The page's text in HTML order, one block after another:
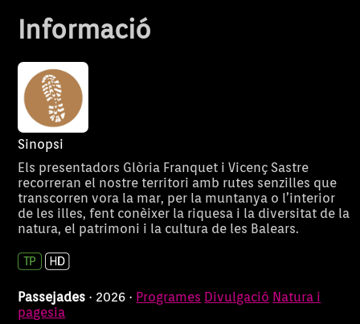
Informació
Sinopsi
Els presentadors Glòria Franquet i Vicenç Sastre
recorreran el nostre territori amb rutes senzilles que
transcorren vora la mar, per la muntanya o l’interior
de les illes, fent conèixer la riquesa i la diversitat de la
natura, el patrimoni i la cultura de les Balears.
Passejades · 2026 · Programes Divulgació Natura i
pagesia